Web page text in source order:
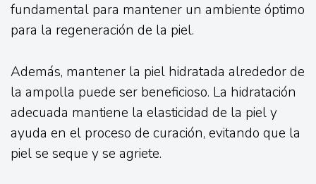
fundamental para mantener un ambiente óptimo
para la regeneración de la piel.
Además, mantener la piel hidratada alrededor de
la ampolla puede ser beneficioso. La hidratación
adecuada mantiene la elasticidad de la piel y
ayuda en el proceso de curación, evitando que la
piel se seque y se agriete.